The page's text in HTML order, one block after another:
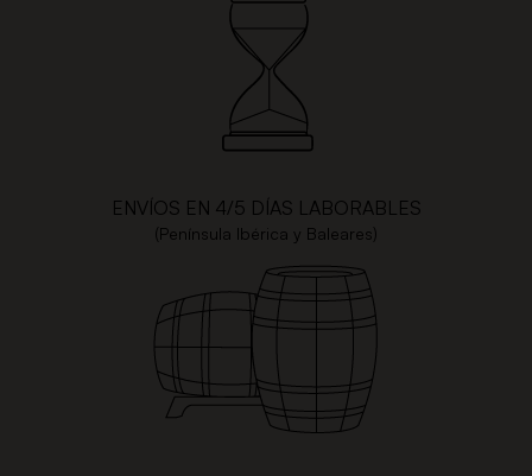
ENVÍOS EN 4/5 DÍAS LABORABLES
(Península Ibérica y Baleares)